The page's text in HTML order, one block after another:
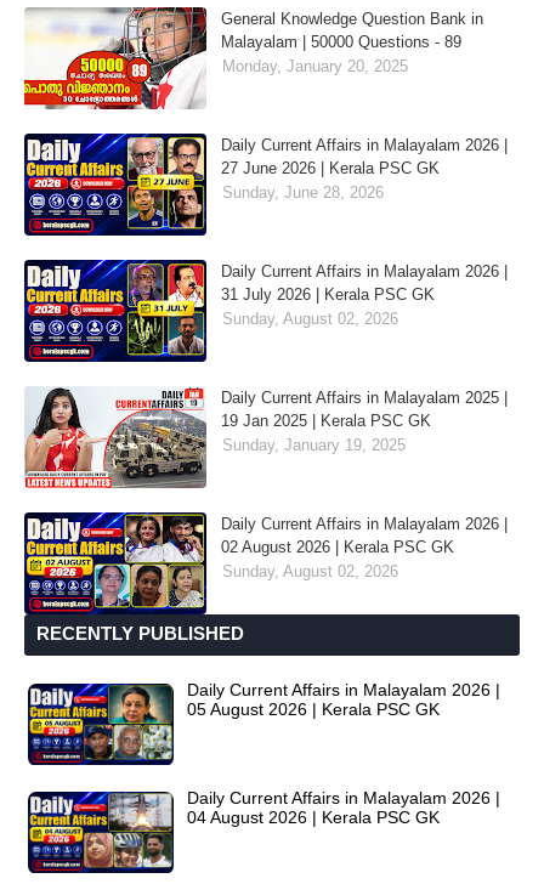
General Knowledge Question Bank in
Malayalam | 50000 Questions - 89
Monday, January 20, 2025
Daily Current Affairs in Malayalam 2026 |
27 June 2026 | Kerala PSC GK
Sunday, June 28, 2026
Daily Current Affairs in Malayalam 2026 |
31 July 2026 | Kerala PSC GK
Sunday, August 02, 2026
Daily Current Affairs in Malayalam 2025 |
19 Jan 2025 | Kerala PSC GK
Sunday, January 19, 2025
Daily Current Affairs in Malayalam 2026 |
02 August 2026 | Kerala PSC GK
Sunday, August 02, 2026
RECENTLY PUBLISHED
Daily Current Affairs in Malayalam 2026 |
05 August 2026 | Kerala PSC GK
Daily Current Affairs in Malayalam 2026 |
04 August 2026 | Kerala PSC GK